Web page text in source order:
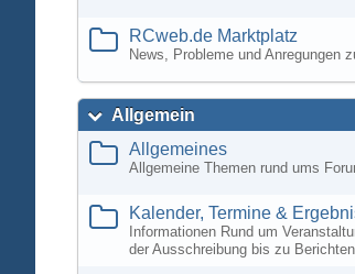
RCweb.de Marktplatz
News, Probleme und Anregungen
Allgemein
Allgemeines
Allgemeine Themen rund ums
Kalender, Termine &
Informationen Rund um
der Ausschreibung bis zu